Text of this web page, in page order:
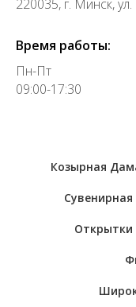
220035, г. Минск,
Время работы:
Пн-Пт
09:00-17:30
Козырная
Открытки